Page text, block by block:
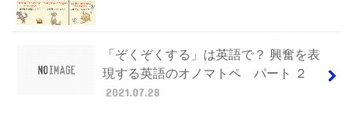
「ぞくぞくする」は英語で？ 興奮を表
現する英語のオノマトペ パート ２
2021.07.28